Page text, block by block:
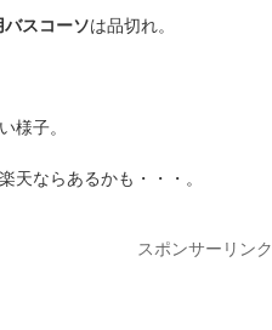
スコーソは品切れ。
様子。
天ならあるかも・・・。
スポンサーリンク